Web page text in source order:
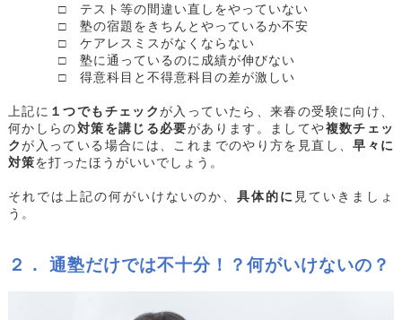
□ テスト等の間違い直しをやっていない
□ 塾の宿題をきちんとやっているか不安
□ ケアレスミスがなくならない
□ 塾に通っているのに成績が伸びない
□ 得意科目と不得意科目の差が激しい
上記に １つでもチェックが入っていたら、来春の受験に向け、
何かしらの対策を講じる必要があります。ましてや複数チェッ
クが入っている場合には、これまでのやり方を見直し、早々に
対策を打ったほうがいいでしょう。
それでは上記の何がいけないのか、具体的に 見ていきましょ
う。
２． 通塾だけでは不十分！？何がいけないの？